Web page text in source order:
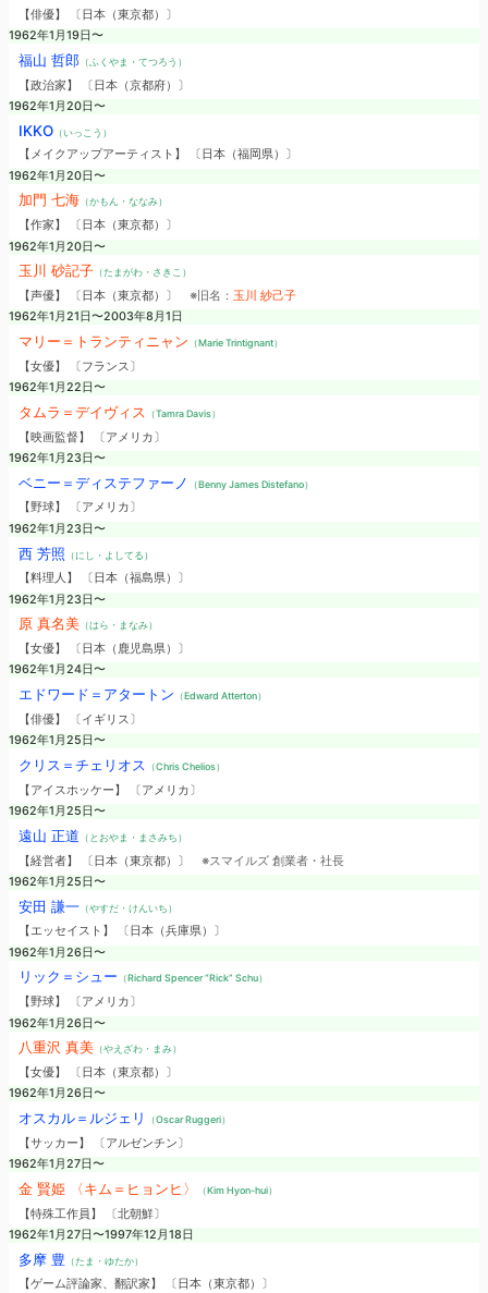
【俳優】 〔日本（東京都）〕
1962年1月19日〜
福山 哲郎（ふくやま・てつろう）
【政治家】 〔日本（京都府）〕
1962年1月20日〜
IKKO（いっこう）
【メイクアップアーティスト】 〔日本（福岡県）〕
1962年1月20日〜
加門 七海（かもん・ななみ）
【作家】 〔日本（東京都）〕
1962年1月20日〜
玉川 砂記子（たまがわ・さきこ）
【声優】 〔日本（東京都）〕 ※旧名： 玉川 紗己子
1962年1月21日〜2003年8月1日
マリー＝トランティニャン （Marie Trintignant）
【女優】 〔フランス〕
1962年1月22日〜
タムラ＝デイヴィス （Tamra Davis）
【映画監督】 〔アメリカ〕
1962年1月23日〜
ベニー＝ディステファーノ （Benny James Distefano）
【野球】 〔アメリカ〕
1962年1月23日〜
西 芳照 （にし・よしてる）
【料理人】 〔日本（福島県）〕
1962年1月23日〜
原 真名美（はら・まなみ）
【女優】 〔日本（鹿児島県）〕
1962年1月24日〜
エドワード＝アタートン （Edward Atterton）
【俳優】 〔イギリス〕
1962年1月25日〜
クリス＝チェリオス （Chris Chelios）
【アイスホッケー】 〔アメリカ〕
1962年1月25日〜
遠山 正道 （とおやま・まさみち）
【経営者】 〔日本（東京都）〕 ※スマイルズ 創業者・社長
1962年1月25日〜
安田 謙一（やすだ・けんいち）
【エッセイスト】 〔日本（兵庫県）〕
1962年1月26日〜
リック＝シュー （Richard Spencer “Rick” Schu）
【野球】 〔アメリカ〕
1962年1月26日〜
八重沢 真美（やえざわ・まみ）
【女優】 〔日本（東京都）〕
1962年1月26日〜
オスカル＝ルジェリ （Oscar Ruggeri）
【サッカー】 〔アルゼンチン〕
1962年1月27日〜
金 賢姫 〈キム＝ヒョンヒ〉 （Kim Hyon-hui）
【特殊工作員】 〔北朝鮮〕
1962年1月27日〜1997年12月18日
多摩 豊 （たま・ゆたか）
【ゲーム評論家、翻訳家】 〔日本（東京都）〕